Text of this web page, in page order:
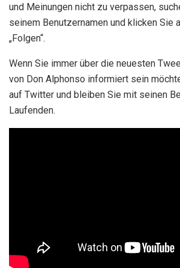
und Meinungen nicht zu verpassen,
seinem Benutzernamen und klicken Sie
„Folgen“.
Wenn Sie immer über die neuesten
von Don Alphonso informiert sein
auf Twitter und bleiben Sie mit seinen
Laufenden.